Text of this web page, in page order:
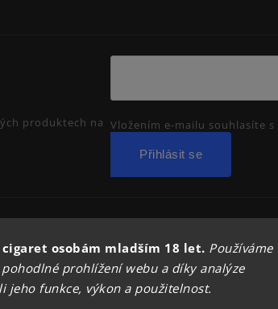
osobám mladším 18 let. Používáme
prohlížení webu a díky analýze
jeho funkce, výkon a použitelnost.
produktech na Vložením e-mailu souhlasíte s
Přihlásit se
Upravit nastavení cookies
Vytvořil Shoptet| DesignShoptak.cz.